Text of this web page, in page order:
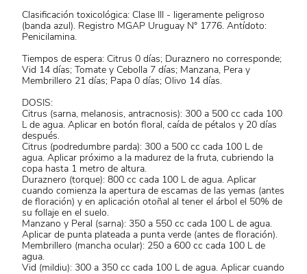
Clasificación toxicológica: Clase III - ligeramente peligroso
(banda azul). Registro MGAP Uruguay N° 1776. Antídoto:
Penicilamina.
Tiempos de espera: Citrus 0 días; Duraznero no corresponde;
Vid 14 días; Tomate y Cebolla 7 días; Manzana, Pera y
Membrillero 21 días; Papa 0 días; Olivo 14 días.
DOSIS:
Citrus (sarna, melanosis, antracnosis): 300 a 500 cc cada 100
L de agua. Aplicar en botón floral, caída de pétalos y 20 días
después.
Citrus (podredumbre parda): 300 a 500 cc cada 100 L de
agua. Aplicar próximo a la madurez de la fruta, cubriendo la
copa hasta 1 metro de altura.
Duraznero (torque): 800 cc cada 100 L de agua. Aplicar
cuando comienza la apertura de escamas de las yemas (antes
de floración) y en aplicación otoñal al tener el árbol el 50% de
su follaje en el suelo.
Manzano y Peral (sarna): 350 a 550 cc cada 100 L de agua.
Aplicar de punta plateada a punta verde (antes de floración).
Membrillero (mancha ocular): 250 a 600 cc cada 100 L de
agua.
Vid (mildiu): 300 a 350 cc cada 100 L de agua. Aplicar cuando